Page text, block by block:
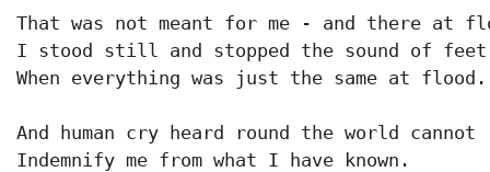
That was not meant for me - and there at
I stood still and stopped the sound of feet
When everything was just the same at flood.
And human cry heard round the world cannot
Indemnify me from what I have known.